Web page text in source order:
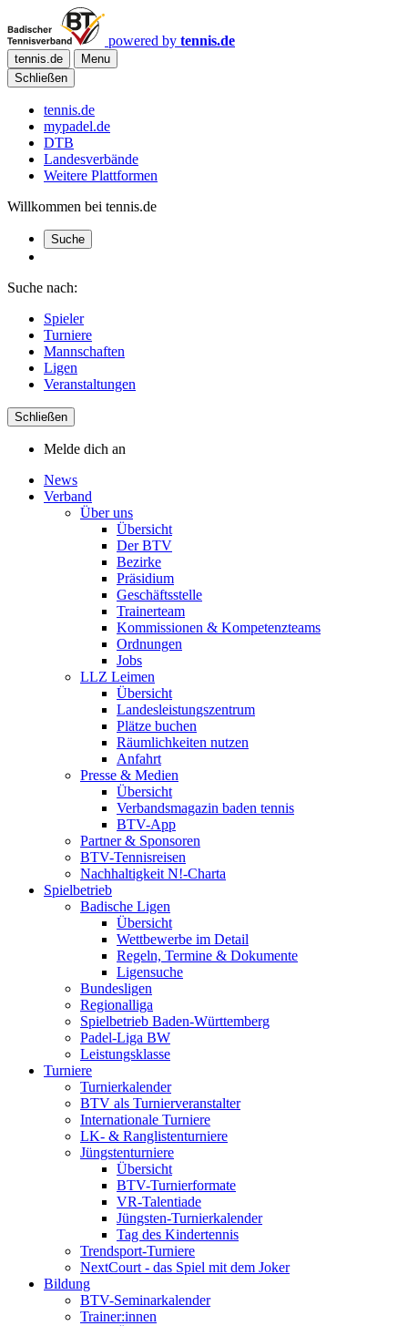
powered by tennis.de
tennis.de
Menu
Schließen
tennis.de
mypadel.de
DTB
Landesverbände
Weitere Plattformen
Willkommen bei tennis.de
Suche
Suche nach:
Spieler
Turniere
Mannschaften
Ligen
Veranstaltungen
Schließen
Melde dich an
News
Verband
Über uns
Übersicht
Der BTV
Bezirke
Präsidium
Geschäftsstelle
Trainerteam
Kommissionen & Kompetenzteams
Ordnungen
Jobs
LLZ Leimen
Übersicht
Landesleistungszentrum
Plätze buchen
Räumlichkeiten nutzen
Anfahrt
Presse & Medien
Übersicht
Verbandsmagazin baden tennis
BTV-App
Partner & Sponsoren
BTV-Tennisreisen
Nachhaltigkeit N!-Charta
Spielbetrieb
Badische Ligen
Übersicht
Wettbewerbe im Detail
Regeln, Termine & Dokumente
Ligensuche
Bundesligen
Regionalliga
Spielbetrieb Baden-Württemberg
Padel-Liga BW
Leistungsklasse
Turniere
Turnierkalender
BTV als Turnierveranstalter
Internationale Turniere
LK- & Ranglistenturniere
Jüngstenturniere
Übersicht
BTV-Turnierformate
VR-Talentiade
Jüngsten-Turnierkalender
Tag des Kindertennis
Trendsport-Turniere
NextCourt - das Spiel mit dem Joker
Bildung
BTV-Seminarkalender
Trainer:innen